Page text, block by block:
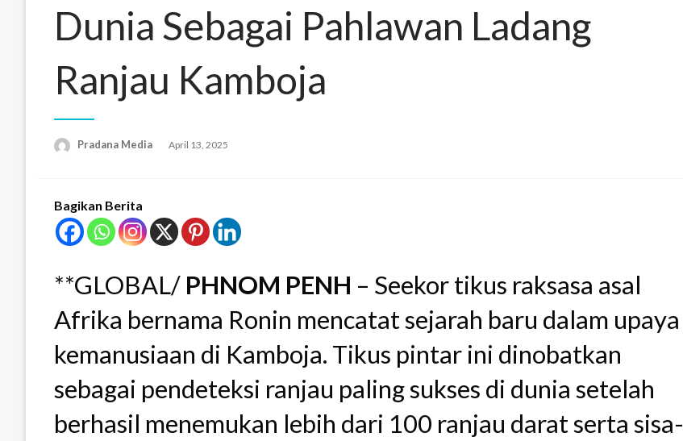
Dunia Sebagai Pahlawan Ladang
Ranjau Kamboja
Pradana Media April 13, 2025
Bagikan Berita
**GLOBAL/ PHNOM PENH – Seekor tikus raksasa asal
Afrika bernama Ronin mencatat sejarah baru dalam upaya
kemanusiaan di Kamboja. Tikus pintar ini dinobatkan
sebagai pendeteksi ranjau paling sukses di dunia setelah
berhasil menemukan lebih dari 100 ranjau darat serta sisa-